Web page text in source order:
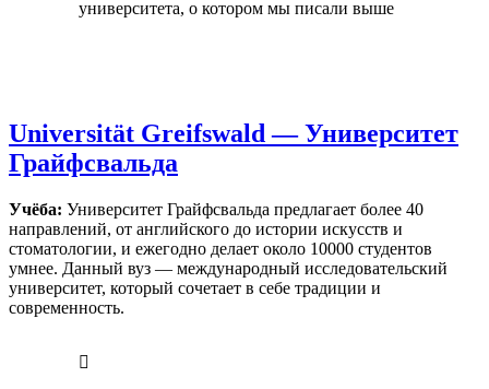
университета, о котором мы писали выше
Universität Greifswald — Университет
Грайфсвальда
Учёба: Университет Грайфсвальда предлагает более 40
направлений, от английского до истории искусств и
стоматологии, и ежегодно делает около 10000 студентов
умнее. Данный вуз — международный исследовательский
университет, который сочетает в себе традиции и
современность.